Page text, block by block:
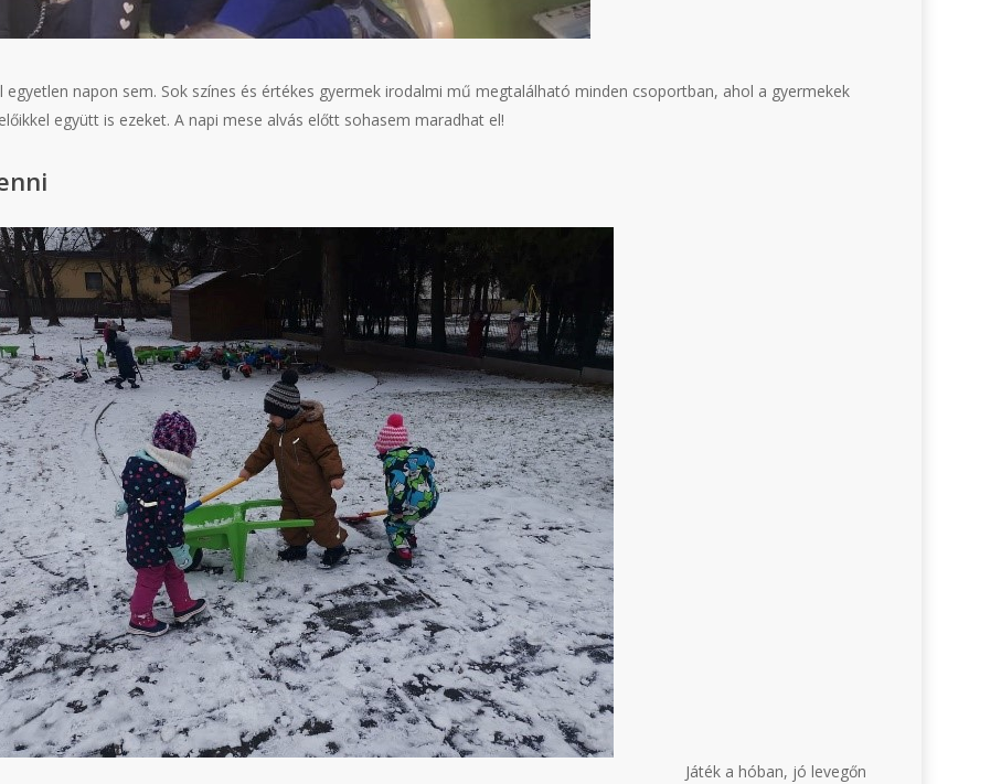
napon sem. Sok színes és értékes gyermek irodalmi mű megtalálható minden csoportban, ahol a gyermekek
együtt is ezeket. A napi mese alvás előtt sohasem maradhat el!
Játék a hóban, jó levegőn